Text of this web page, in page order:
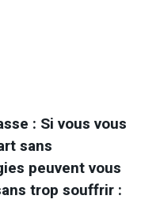
: Si vous vous
sans
peuvent vous
trop souffrir :